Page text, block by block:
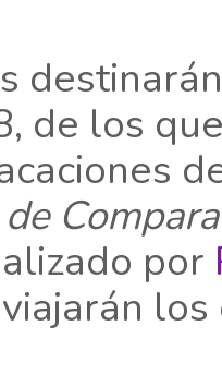
de los
por